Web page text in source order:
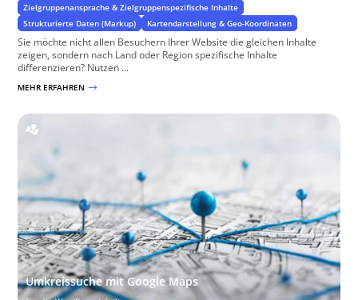
Zielgruppenansprache & Zielgruppenspezifische Inhalte
Strukturierte Daten (Markup)
Kartendarstellung & Geo-Koordinaten
Sie möchte nicht allen Besuchern Ihrer Website die gleichen Inhalte
zeigen, sondern nach Land oder Region spezifische Inhalte
differenzieren? Nutzen ...
MEHR ERFAHREN $
Umkreissuche mit Google Maps